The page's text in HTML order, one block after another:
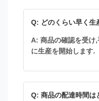
Q: どのくらい早く生
A: 商品の確認を受け
に生産を開始します.
Q: 商品の配達時間は